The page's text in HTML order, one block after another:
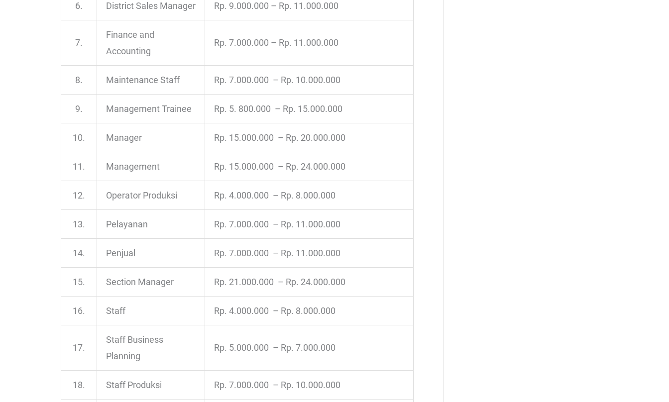
6. District Sales Manager Rp. 9.000.000 – Rp. 11.000.000
7.
Finance and
Accounting
Rp. 7.000.000 – Rp. 11.000.000
8. Maintenance Staff Rp. 7.000.000 – Rp. 10.000.000
9. Management Trainee Rp. 5. 800.000 – Rp. 15.000.000
10. Manager Rp. 15.000.000 – Rp. 20.000.000
11. Management Rp. 15.000.000 – Rp. 24.000.000
12. Operator Produksi Rp. 4.000.000 – Rp. 8.000.000
13. Pelayanan Rp. 7.000.000 – Rp. 11.000.000
14. Penjual Rp. 7.000.000 – Rp. 11.000.000
15. Section Manager Rp. 21.000.000 – Rp. 24.000.000
16. Staff Rp. 4.000.000 – Rp. 8.000.000
17.
Staff Business
Planning
Rp. 5.000.000 – Rp. 7.000.000
18. Staff Produksi Rp. 7.000.000 – Rp. 10.000.000